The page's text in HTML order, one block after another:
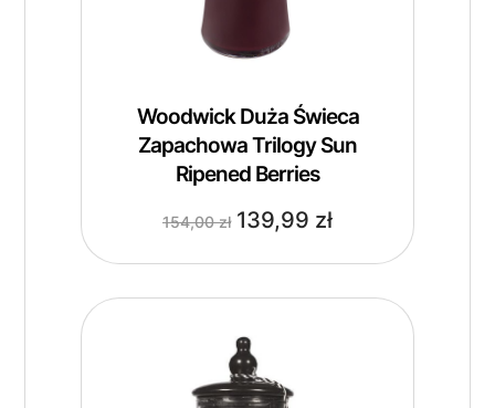
Woodwick Duża Świeca
Zapachowa Trilogy Sun
Ripened Berries
154,00zł 139,99 zł